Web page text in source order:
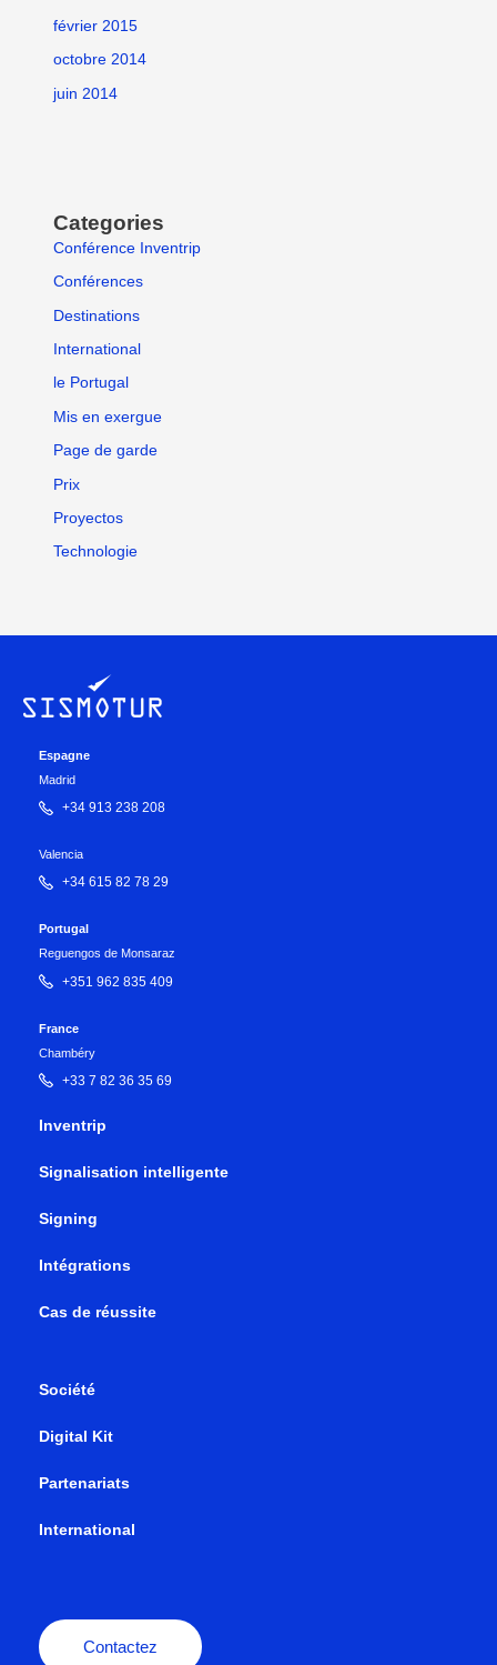
février 2015
octobre 2014
juin 2014
Categories
Conférence Inventrip
Conférences
Destinations
International
le Portugal
Mis en exergue
Page de garde
Prix
Proyectos
Technologie
Espagne
Madrid
+34 913 238 208
Valencia
+34 615 82 78 29
Portugal
Reguengos de Monsaraz
+351 962 835 409
France
Chambéry
+33 7 82 36 35 69
Inventrip
Signalisation intelligente
Signing
Intégrations
Cas de réussite
Société
Digital Kit
Partenariats
International
Contactez